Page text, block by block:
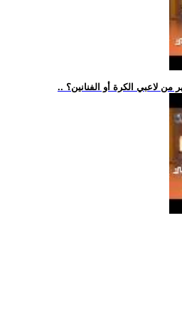
من لاعبي الكرة أو الفنانين؟